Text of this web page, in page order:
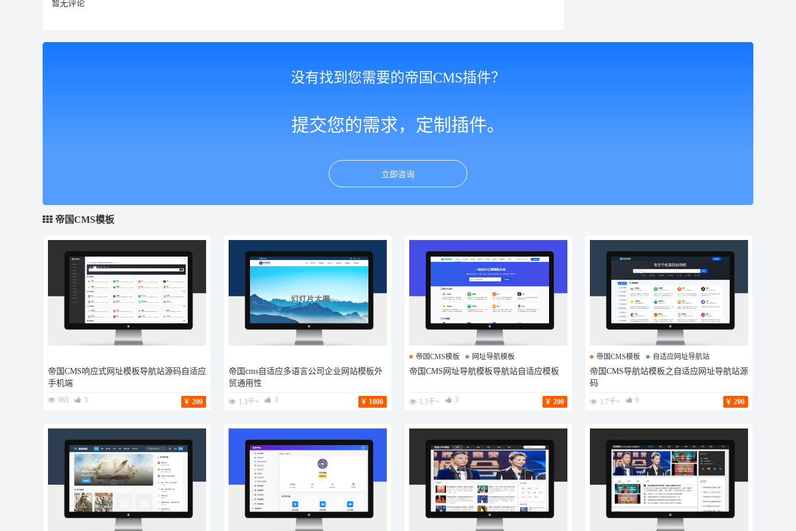
暂无评论
没有找到您需要的帝国CMS插件？
提交您的需求，定制插件。
立即咨询
帝国CMS模板
帝国CMS响应式网址模板导航站源码自适应
手机端
965 3 200
帝国cms自适应多语言公司企业网站模板外
贸通用性
1.3千+ 3 1000
帝国CMS模板 网址导航模板
AI导航站模板
帝国CMS网址导航模板导航站自适应模板
1.5千+ 3 200
帝国CMS模板 自适应网址导航站
导航站模板
帝国CMS导航站模板之自适应网址导航站源
码
1.7千+ 6 200